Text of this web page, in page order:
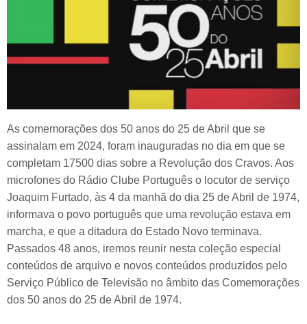
As comemorações dos 50 anos do 25 de Abril que se
assinalam em 2024, foram inauguradas no dia em que se
completam 17500 dias sobre a Revolução dos Cravos. Aos
microfones do Rádio Clube Português o locutor de serviço
Joaquim Furtado, às 4 da manhã do dia 25 de Abril de 1974,
informava o povo português que uma revolução estava em
marcha, e que a ditadura do Estado Novo terminava.
Passados 48 anos, iremos reunir nesta coleção especial
conteúdos de arquivo e novos conteúdos produzidos pelo
Serviço Público de Televisão no âmbito das Comemorações
dos 50 anos do 25 de Abril de 1974.